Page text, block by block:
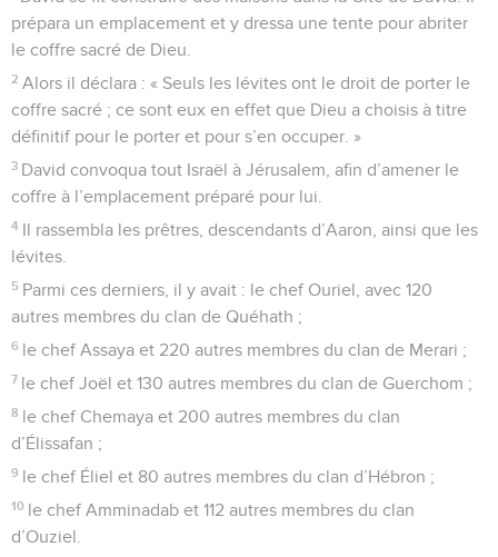
prépara un emplacement et y dressa une tente pour abriter
le coffre sacré de Dieu.
2 Alors il déclara : « Seuls les lévites ont le droit de porter le
coffre sacré ; ce sont eux en effet que Dieu a choisis à titre
définitif pour le porter et pour s’en occuper. »
3 David convoqua tout Israël à Jérusalem, afin d’amener le
coffre à l’emplacement préparé pour lui.
4 Il rassembla les prêtres, descendants d’Aaron, ainsi que les
lévites.
5 Parmi ces derniers, il y avait : le chef Ouriel, avec 120
autres membres du clan de Quéhath ;
6 le chef Assaya et 220 autres membres du clan de Merari ;
7 le chef Joël et 130 autres membres du clan de Guerchom ;
8 le chef Chemaya et 200 autres membres du clan
d’Élissafan ;
9 le chef Éliel et 80 autres membres du clan d’Hébron ;
10 le chef Amminadab et 112 autres membres du clan
d’Ouziel.